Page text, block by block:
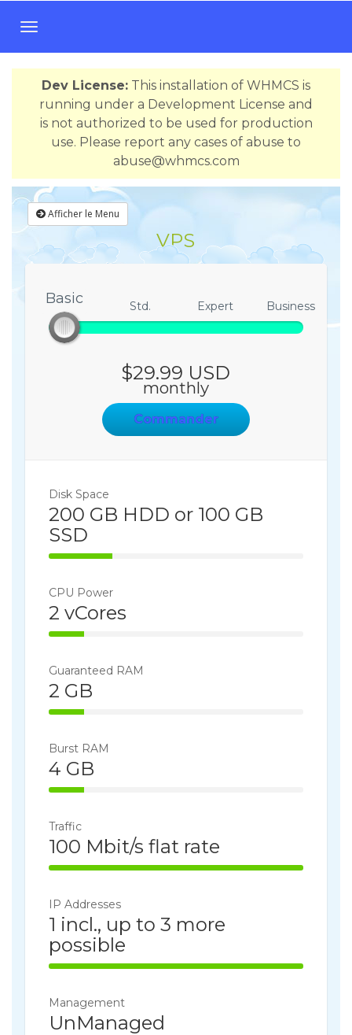
B
a
s
l
a
v
Dev License: This installation of WHMCS is
running under a Development License and
is not authorized to be used for production
use. Please report any cases of abuse to
abuse@whmcs.com
Afficher le Menu
VPS
Basic
Basic Std. Expert Business
$29.99 USD
monthly
Commander
Disk Space
200 GB HDD or 100 GB
SSD
25% Complete
CPU Power
2 vCores
14% Complete
Guaranteed RAM
2 GB
14% Complete
Burst RAM
4 GB
14% Complete
Traffic
100 Mbit/s flat rate
100% Complete
IP Addresses
1 incl., up to 3 more
possible
100% Complete
Management
UnManaged